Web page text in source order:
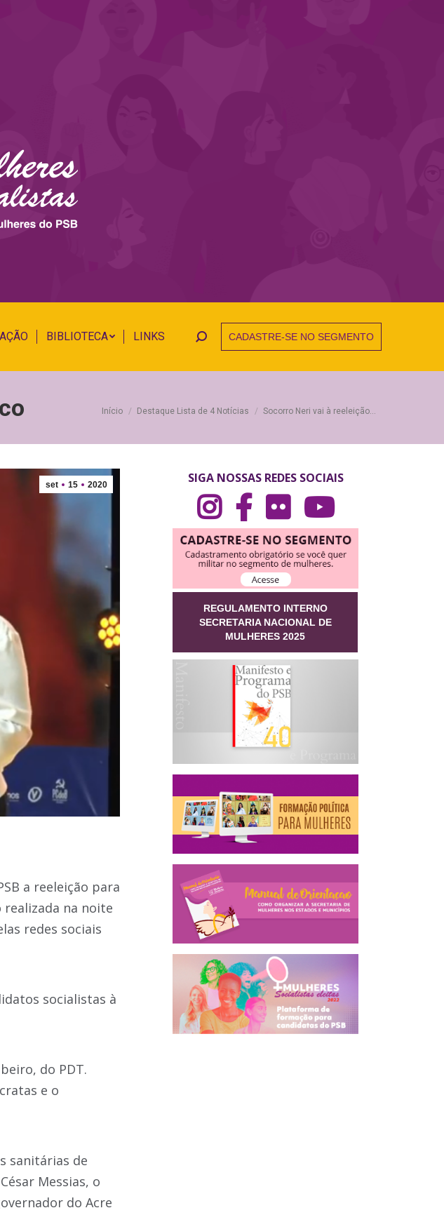
BIBLIOTECA LINKS Search:CADASTRE-SE NO SEGMENTO
Você está aqui:
Início Destaque Lista de 4 Notícias Socorro Neri vai à reeleição…
set 15 2020
a reeleição para
na noite
redes sociais
socialistas à
do PDT.
e o
sanitárias de
Messias, o
do Acre
SIGA NOSSAS REDES SOCIAIS
REGULAMENTO INTERNO
SECRETARIA NACIONAL DE
MULHERES 2025